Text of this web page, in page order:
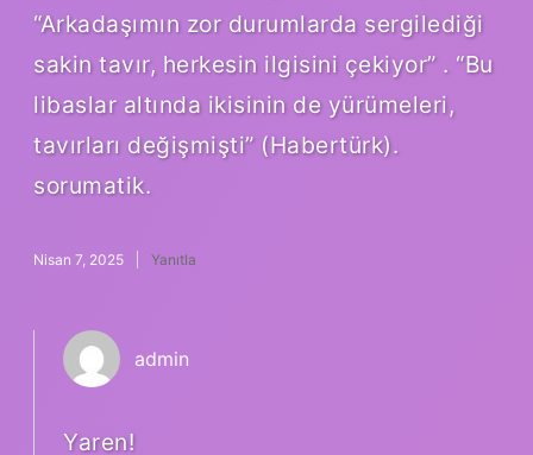
“Arkadaşımın zor durumlarda sergilediği
sakin tavır, herkesin ilgisini çekiyor” . “Bu
libaslar altında ikisinin de yürümeleri,
tavırları değişmişti” (Habertürk).
sorumatik.
Nisan 7, 2025 Yanıtla
admin
Yaren!